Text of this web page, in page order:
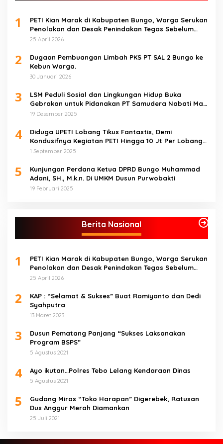
1
PETI Kian Marak di Kabupaten Bungo, Warga Serukan
Penolakan dan Desak Penindakan Tegas Sebelum
Bencana Menelan Korban Tak berdosa.
25 April 2026
2
Dugaan Pembuangan Limbah PKS PT SAL 2 Bungo ke
Kebun Warga.
30 Januari 2026
3
LSM Peduli Sosial dan Lingkungan Hidup Buka
Gebrakan untuk Pidanakan PT Samudera Nabati Mas
atas Dugaan Pencemaran Limbah
19 Desember 2025
4
Diduga UPETI Lobang Tikus Fantastis, Demi
Kondusifnya Kegiatan PETI Hingga 10 Jt Per Lobang
Total 1 Milyar Lebih per Bulan
1 September 2025
5
Kunjungan Perdana Ketua DPRD Bungo Muhammad
Adani, SH., M.k.n. Di UMKM Dusun Purwobakti
19 Februari 2025
Berita Nasional
1
PETI Kian Marak di Kabupaten Bungo, Warga Serukan
Penolakan dan Desak Penindakan Tegas Sebelum
Bencana Menelan Korban Tak berdosa.
25 April 2026
2
KAP : “Selamat & Sukses” Buat Romiyanto dan Dedi
Syahputra
13 Maret 2023
3
Dusun Pematang Panjang “Sukses Laksanakan
Program BSPS”
5 Agustus 2021
4 Ayo ikutan…Polres Tebo Lelang Kendaraan Dinas
5 Agustus 2021
5
Gudang Miras “Toko Harapan” Digerebek, Ratusan
Dus Anggur Merah Diamankan
25 Juli 2021